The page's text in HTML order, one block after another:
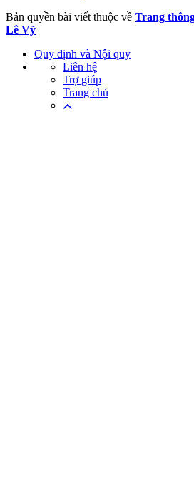
Bản quyền bài viết thuộc về Trang
Lê Vỹ
Quy định và Nội quy
Liên hệ
Trợ giúp
Trang chủ